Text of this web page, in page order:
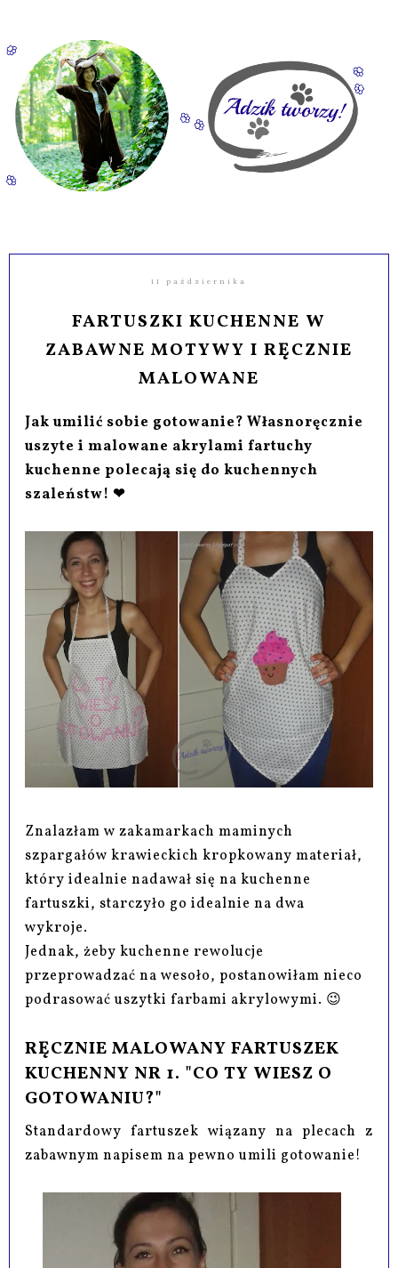
11 października
FARTUSZKI KUCHENNE W
ZABAWNE MOTYWY I RĘCZNIE
MALOWANE
Jak umilić sobie gotowanie? Własnoręcznie
uszyte i malowane akrylami fartuchy
kuchenne polecają się do kuchennych
szaleństw! ❤
Znalazłam w zakamarkach maminych
szpargałów krawieckich kropkowany materiał,
który idealnie nadawał się na kuchenne
fartuszki, starczyło go idealnie na dwa
wykroje.
Jednak, żeby kuchenne rewolucje
przeprowadzać na wesoło, postanowiłam nieco
podrasować uszytki farbami akrylowymi. 😉
RĘCZNIE MALOWANY FARTUSZEK
KUCHENNY NR 1. "CO TY WIESZ O
GOTOWANIU?"
Standardowy fartuszek wiązany na plecach z
zabawnym napisem na pewno umili gotowanie!